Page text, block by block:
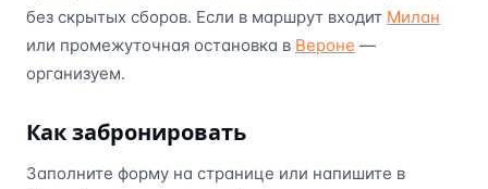
без скрытых сборов. Если в маршрут входит Милан
или промежуточная остановка в Вероне —
организуем.
Как забронировать
Заполните форму на странице или напишите в